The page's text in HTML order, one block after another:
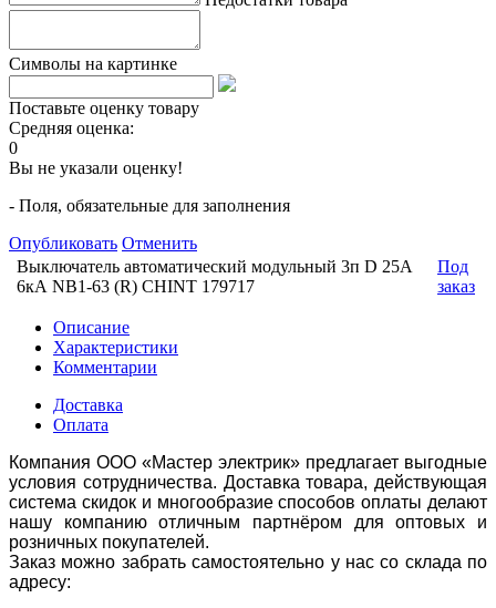
Символы на картинке
Поставьте оценку товару
Средняя оценка:
0
Вы не указали оценку!
- Поля, обязательные для заполнения
Опубликовать Отменить
Выключатель автоматический модульный 3п D 25А
6кА NB1-63 (R) CHINT 179717
Под
заказ
Описание
Характеристики
Комментарии
Доставка
Оплата
Компания ООО «Мастер электрик» предлагает выгодные
условия сотрудничества. Доставка товара, действующая
система скидок и многообразие способов оплаты делают
нашу компанию отличным партнёром для оптовых и
розничных покупателей.
Заказ можно забрать самостоятельно у нас со склада по
адресу: